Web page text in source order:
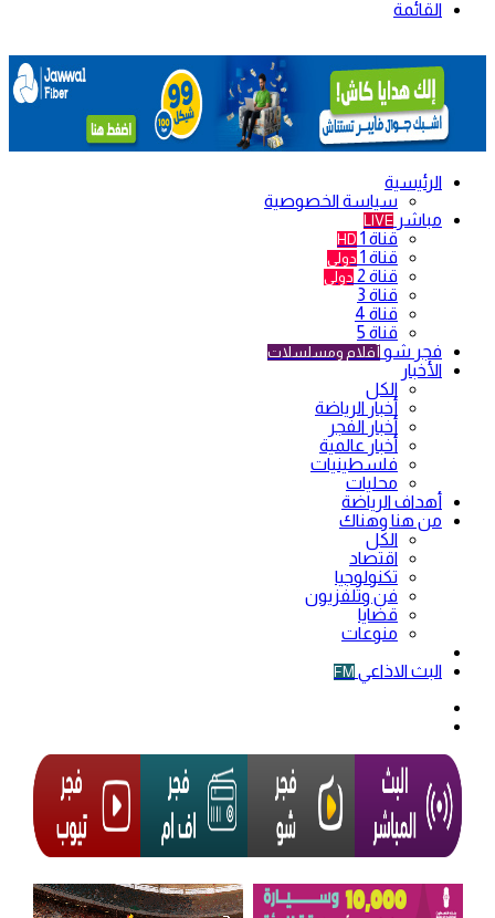
القائمة
الرئيسية
سياسة الخصوصية
مباشر LIVE
قناة 1 HD
قناة 1 دولي
قناة 2 دولي
قناة 3
قناة 4
قناة 5
فجر شو أفلام ومسلسلات
الأخبار
الكل
أخبار الرياضة
أخبار الفجر
أخبار عالمية
فلسطينيات
محليات
أهداف الرياضة
من هنا وهناك
الكل
اقتصاد
تكنولوجيا
فن وتلفزيون
قضايا
منوعات
البث الاذاعي FM